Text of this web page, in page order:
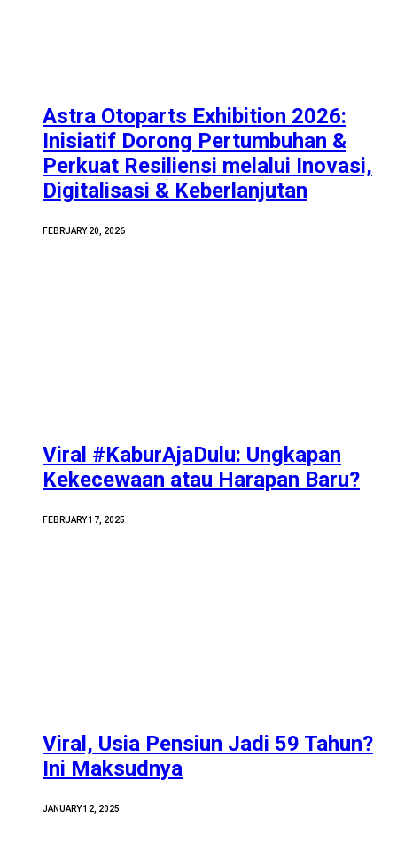
Astra Otoparts Exhibition 2026:
Inisiatif Dorong Pertumbuhan &
Perkuat Resiliensi melalui Inovasi,
Digitalisasi & Keberlanjutan
FEBRUARY 20, 2026
Viral #KaburAjaDulu: Ungkapan
Kekecewaan atau Harapan Baru?
FEBRUARY 17, 2025
Viral, Usia Pensiun Jadi 59 Tahun?
Ini Maksudnya
JANUARY 12, 2025